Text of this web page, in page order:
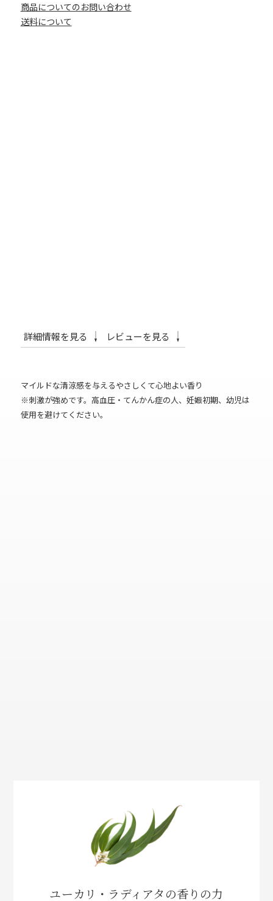
商品についてのお問い合わせ
送料について
詳細情報を見る レビューを見る
マイルドな清涼感を与えるやさしくて心地よい香り
※刺激が強めです。高血圧・てんかん症の人、妊娠初期、幼児は
使用を避けてください。
ユーカリ・ラディアタの香りの力